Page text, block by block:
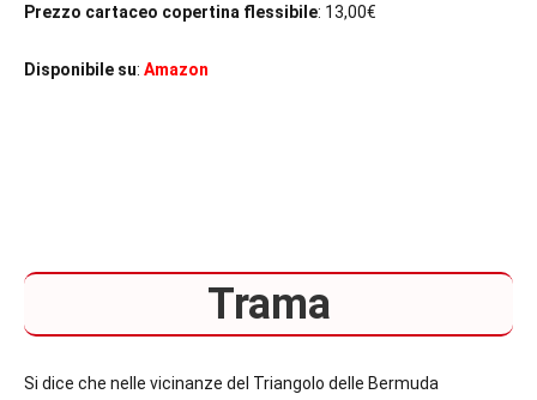
Prezzo cartaceo copertina flessibile: 13,00€
Disponibile su: Amazon
Trama
Si dice che nelle vicinanze del Triangolo delle Bermuda